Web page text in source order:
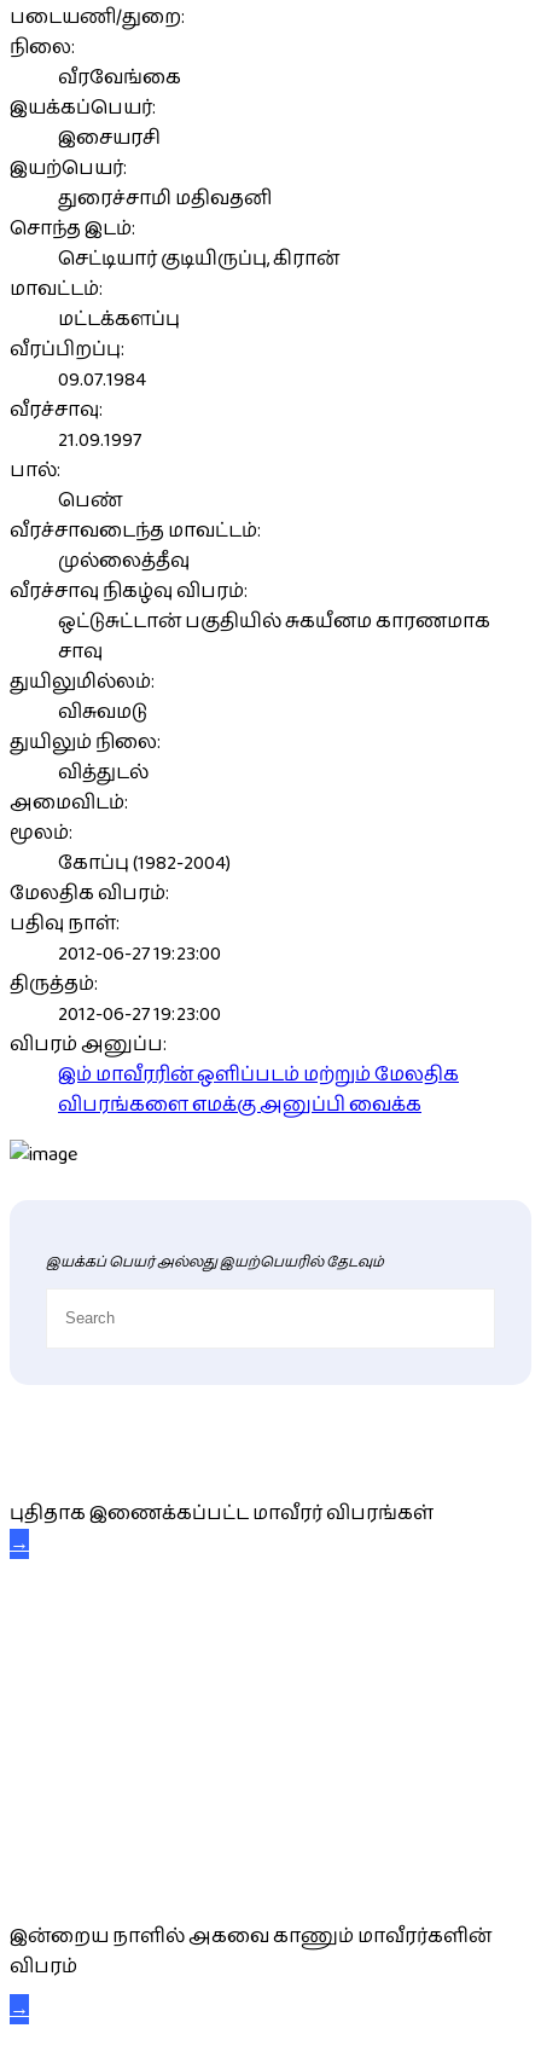
படையணி/துறை:
நிலை:
வீரவேங்கை
இயக்கப்பெயர்:
இசையரசி
இயற்பெயர்:
துரைச்சாமி மதிவதனி
சொந்த இடம்:
செட்டியார் குடியிருப்பு, கிரான்
மாவட்டம்:
மட்டக்களப்பு
வீரப்பிறப்பு:
09.07.1984
வீரச்சாவு:
21.09.1997
பால்:
பெண்
வீரச்சாவடைந்த மாவட்டம்:
முல்லைத்தீவு
வீரச்சாவு நிகழ்வு விபரம்:
ஒட்டுசுட்டான் பகுதியில் சுகயீனம காரணமாக
சாவு
துயிலுமில்லம்:
விசுவமடு
துயிலும் நிலை:
வித்துடல்
அமைவிடம்:
மூலம்:
கோப்பு (1982-2004)
மேலதிக விபரம்:
பதிவு நாள்:
2012-06-27 19:23:00
திருத்தம்:
2012-06-27 19:23:00
விபரம் அனுப்ப:
இம் மாவீரரின் ஒளிப்படம் மற்றும் மேலதிக
விபரங்களை எமக்கு அனுப்பி வைக்க
இயக்கப் பெயர் அல்லது இயற்பெயரில் தேடவும்
புதிதாக இணைக்கப்பட்ட மாவீரர் விபரங்கள்
→
இன்றைய நாளில் அகவை காணும் மாவீரர்களின்
விபரம்
→